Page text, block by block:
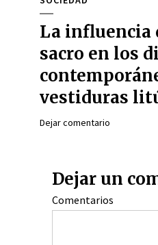
La influencia
sacro en los
vestiduras
Dejar comentario
Dejar un
Comentarios